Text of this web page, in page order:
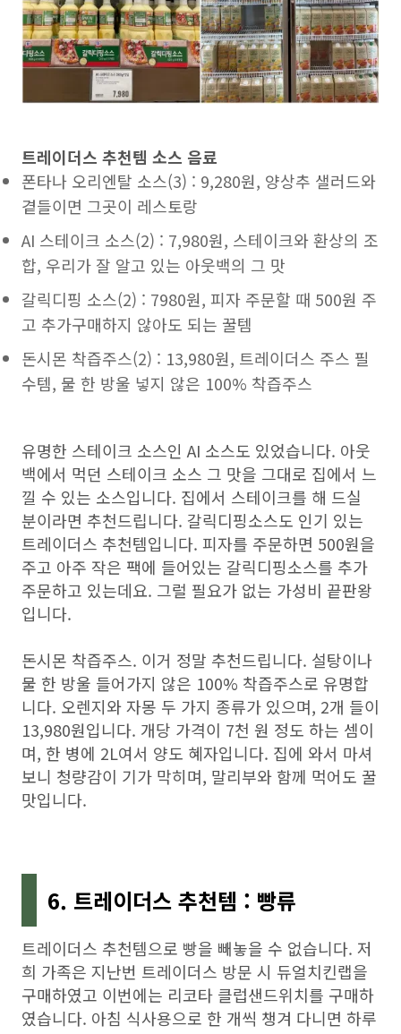
트레이더스 추천템 소스 음료
폰타나 오리엔탈 소스(3) : 9,280원, 양상추 샐러드와
곁들이면 그곳이 레스토랑
AI 스테이크 소스(2) : 7,980원, 스테이크와 환상의 조
합, 우리가 잘 알고 있는 아웃백의 그 맛
갈릭디핑 소스(2) : 7980원, 피자 주문할 때 500원 주
고 추가구매하지 않아도 되는 꿀템
돈시몬 착즙주스(2) : 13,980원, 트레이더스 주스 필
수템, 물 한 방울 넣지 않은 100% 착즙주스
유명한 스테이크 소스인 AI 소스도 있었습니다. 아웃
백에서 먹던 스테이크 소스 그 맛을 그대로 집에서 느
낄 수 있는 소스입니다. 집에서 스테이크를 해 드실
분이라면 추천드립니다. 갈릭디핑소스도 인기 있는
트레이더스 추천템입니다. 피자를 주문하면 500원을
주고 아주 작은 팩에 들어있는 갈릭디핑소스를 추가
주문하고 있는데요. 그럴 필요가 없는 가성비 끝판왕
입니다.
돈시몬 착즙주스. 이거 정말 추천드립니다. 설탕이나
물 한 방울 들어가지 않은 100% 착즙주스로 유명합
니다. 오렌지와 자몽 두 가지 종류가 있으며, 2개 들이
13,980원입니다. 개당 가격이 7천 원 정도 하는 셈이
며, 한 병에 2L여서 양도 혜자입니다. 집에 와서 마셔
보니 청량감이 기가 막히며, 말리부와 함께 먹어도 꿀
맛입니다.
6. 트레이더스 추천템 : 빵류
트레이더스 추천템으로 빵을 빼놓을 수 없습니다. 저
희 가족은 지난번 트레이더스 방문 시 듀얼치킨랩을
구매하였고 이번에는 리코타 클럽샌드위치를 구매하
였습니다. 아침 식사용으로 한 개씩 챙겨 다니면 하루